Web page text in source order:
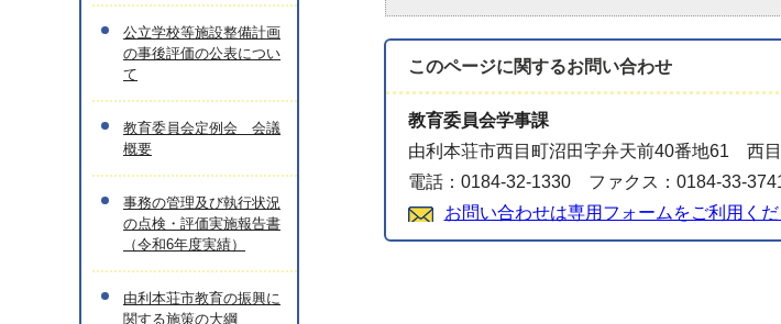
このページに関するお問い合わせ
教育委員会学事課
由利本荘市西目町沼田字弁天前40番地61 西
電話：0184-32-1330 ファクス：0184-33-
お問い合わせは専用フォームをご利用くだ
公立学校等施設整備計画
の事後評価の公表につい
て
教育委員会定例会 会議
概要
事務の管理及び執行状況
の点検・評価実施報告書
（令和6年度実績）
由利本荘市教育の振興に
関する施策の大綱